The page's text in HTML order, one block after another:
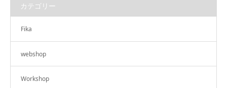
カテゴリー
Fika
webshop
Workshop